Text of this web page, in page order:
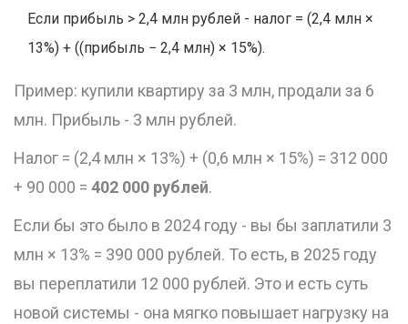
Если прибыль > 2,4 млн рублей - налог = (2,4 млн ×
13%) + ((прибыль − 2,4 млн) × 15%).
Пример: купили квартиру за 3 млн, продали за 6
млн. Прибыль - 3 млн рублей.
Налог = (2,4 млн × 13%) + (0,6 млн × 15%) = 312 000
+ 90 000 = 402 000 рублей.
Если бы это было в 2024 году - вы бы заплатили 3
млн × 13% = 390 000 рублей. То есть, в 2025 году
вы переплатили 12 000 рублей. Это и есть суть
новой системы - она мягко повышает нагрузку на